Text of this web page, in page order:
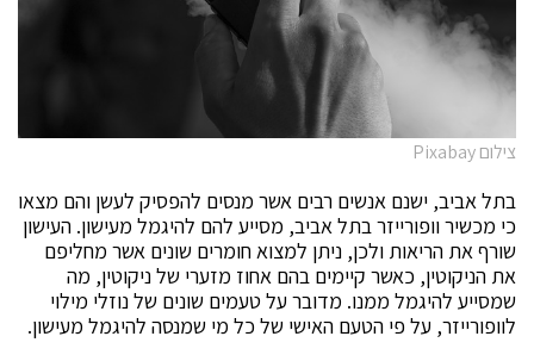
צילום Pixabay
בתל אביב, ישנם אנשים רבים אשר מנסים להפסיק לעשן והם מצאו
כי מכשיר וופורייזר בתל אביב, מסייע להם להיגמל מעישון. העישון
שורף את הריאות ולכן, ניתן למצוא חומרים שונים אשר מחליפם
את הניקוטין, כאשר קיימים בהם אחוז מזערי של ניקוטין, מה
שמסייע להיגמל ממנו. מדובר על טעמים שונים של נוזלי מילוי
לוופורייזר, על פי הטעם האישי של כל מי שמנסה להיגמל מעישון.